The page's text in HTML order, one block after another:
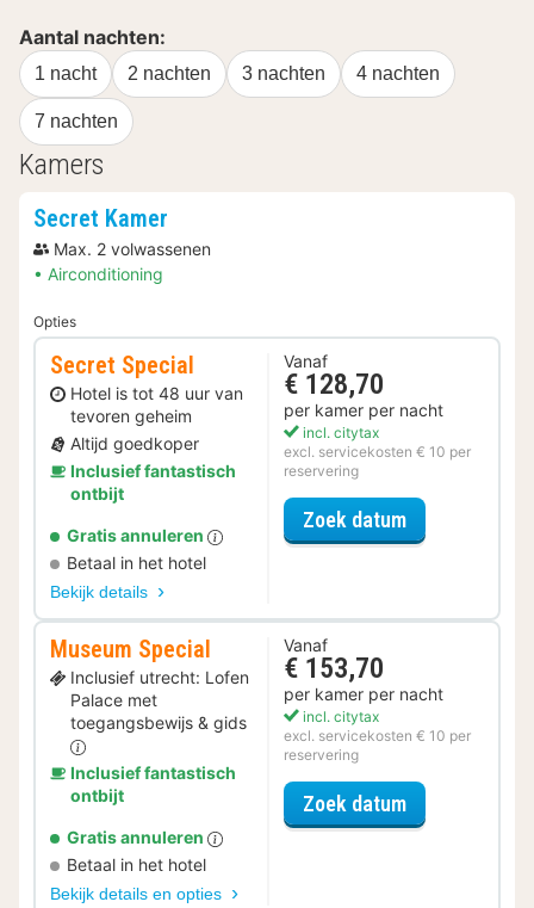
Aantal nachten:
1 nacht 2 nachten 3 nachten 4 nachten
7 nachten
Kamers
Secret Kamer
Max. 2 volwassenen
Airconditioning
Opties
Secret Special
Hotel is tot 48 uur van
tevoren geheim
Altijd goedkoper
Inclusief fantastisch
ontbijt
Gratis annuleren
Betaal in het hotel
Bekijk details
Vanaf
€ 128,70
per kamer per nacht
incl. citytax
excl. servicekosten € 10 per
reservering
Zoek datumvoor Secret
Museum Special
Inclusief utrecht: Lofen
Palace met
toegangsbewijs & gids
Inclusief fantastisch
ontbijt
Gratis annuleren
Betaal in het hotel
Bekijk details en opties
Vanaf
€ 153,70
per kamer per nacht
incl. citytax
excl. servicekosten € 10 per
reservering
Zoek datumvoor Museum